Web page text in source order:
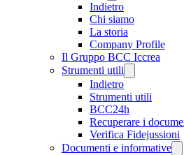
Indietro
Chi siamo
La storia
Company Profile
Il Gruppo BCC Iccrea
Strumenti utili
Indietro
Strumenti utili
BCC24h
Recuperare i
Verifica Fidejussioni
Documenti e informative